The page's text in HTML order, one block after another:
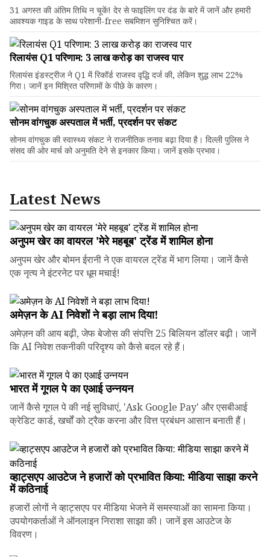
31 अगस्त की अंतिम तिथि न चूकें! देर से फाइलिंग पर दंड के बारे में जानें और हमारी
आवश्यक गाइड के साथ परेशानी-free सबमिशन सुनिश्चित करें।
रिलायंस Q1 परिणाम: ₹3 लाख करोड़ का राजस्व पार
रिलायंस इंडस्ट्रीज ने Q1 में रिकॉर्ड राजस्व वृद्धि दर्ज की, लेकिन शुद्ध लाभ 22%
गिरा। जानें इन मिश्रित परिणामों के पीछे के कारण।
सोनम वांगचुक अस्पताल में भर्ती, प्रदर्शन पर संकट
सोनम वांगचुक की स्वास्थ्य संकट ने राजनीतिक तनाव बढ़ा दिया है। दिल्ली पुलिस ने
संसद की ओर मार्च को अनुमति देने से इनकार किया। जानें इसके प्रभाव।
Latest News
अनुपम खेर का वायरल 'मेरे महबूब' ट्रेंड में शामिल होना
अनुपम खेर और बोमन ईरानी ने एक वायरल ट्रेंड में भाग लिया। जानें कैसे
एक नृत्य ने इंटरनेट पर धूम मचाई!
अमेज़न के AI निवेशों ने बड़ा लाभ दिया!
अमेज़न की आय बढ़ी, जेफ बेजोस की संपत्ति 25 बिलियन डॉलर बढ़ी। जानें
कि AI निवेश तकनीकी परिदृश्य को कैसे बदल रहे हैं।
भारत में गूगल पे का एआई उन्नयन
जानें कैसे गूगल पे की नई सुविधाएं, 'Ask Google Pay' और एसबीआई
क्रेडिट कार्ड, खर्चों को ट्रैक करना और वित्त प्रबंधन आसान बनाती हैं।
व्हाट्सएप आउटेज ने हजारों को प्रभावित किया: मीडिया साझा करने
में कठिनाई
हजारों लोगों ने व्हाट्सएप पर मीडिया भेजने में समस्याओं का सामना किया।
उपयोगकर्ताओं ने ऑनलाइन निराशा साझा की। जानें इस आउटेज के
विवरण।